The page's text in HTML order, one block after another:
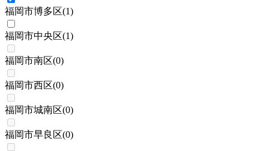
福岡市博多区(1)
福岡市中央区(1)
福岡市南区(0)
福岡市西区(0)
福岡市城南区(0)
福岡市早良区(0)